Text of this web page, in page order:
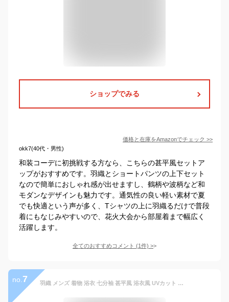
ショップでみる
価格と在庫をAmazonでチェック >>
okk7(40代・男性)
和装コーデに初挑戦する方なら、こちらの甚平風セットア
ップがおすすめです。羽織とショートパンツの上下セット
なので簡単におしゃれ感が出せますし、鶴柄や波柄など和
モダンなデザインも魅力です。通気性の良い軽い素材で夏
でも快適という声が多く、Tシャツの上に羽織るだけで普段
着にもなじみやすいので、花火大会から部屋着まで幅広く
活躍します。
全てのおすすめコメント (1件) >
no. 7 羽織 メンズ 着物 浴衣 七分袖 甚平風 浴衣風 UVカット カジュアル ジャケット カーディガン カーデ ポンチョ ゆったり ダンス 総柄シャツ 夏祭り 花火大会 ビジカジ トップス リモートワーク コスプレ 男性用 部屋着 在宅 薄手 春服 夏物 夏 父の日